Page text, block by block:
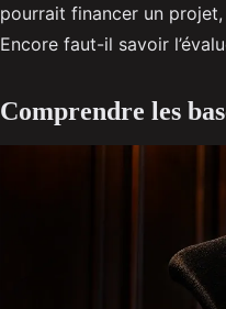
pourrait financer un
Encore faut-il savoir
Comprendre les